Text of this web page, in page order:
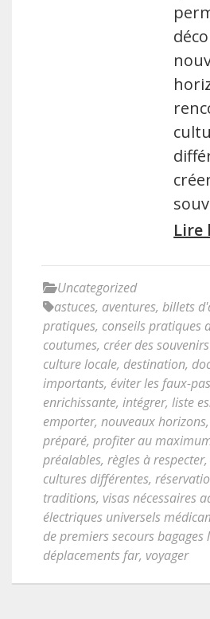
Lire
Uncategorized
astuces, aventures, billets
pratiques, conseils pratiques
coutumes, créer des
culture locale, destination,
importants, éviter les faux-pas
enrichissante, intégrer, liste
emporter, nouveaux horizons,
préparé, profiter au
préalables, règles à respecter,
cultures différentes,
traditions, visas nécessaires
électriques universels
de premiers secours
déplacements far, voyager